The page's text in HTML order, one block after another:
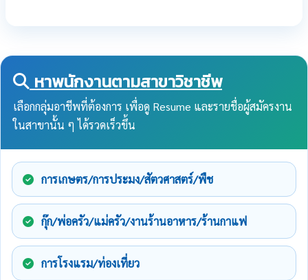
หาพนักงานตามสาขาวิชาชีพ
เลือกกลุ่มอาชีพที่ต้องการ เพื่อดู Resume และรายชื่อผู้สมัครงาน
ในสาขานั้น ๆ ได้รวดเร็วขึ้น
การเกษตร/การประมง/สัตวศาสตร์/พืช
กุ๊ก/พ่อครัว/แม่ครัว/งานร้านอาหาร/ร้านกาแฟ
การโรงแรม/ท่องเที่ยว